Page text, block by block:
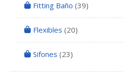
Fitting Baño (39)
Flexibles (20)
Sifones (23)